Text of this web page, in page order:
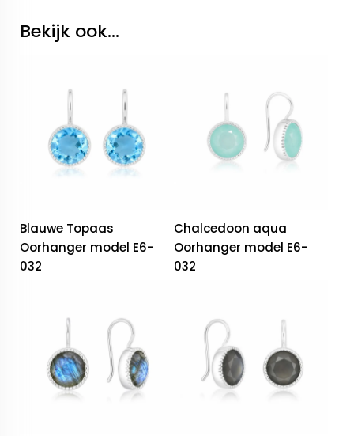
Bekijk ook...
Blauwe Topaas
Oorhanger model E6-
032
Chalcedoon aqua
Oorhanger model E6-
032